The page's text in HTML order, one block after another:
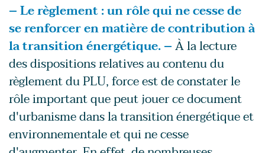
– Le règlement : un rôle qui ne cesse de
se renforcer en matière de contribution à
la transition énergétique. –À la lecture
des dispositions relatives au contenu du
règlement du PLU, force est de constater le
rôle important que peut jouer ce document
d'urbanisme dans la transition énergétique et
environnementale et qui ne cesse